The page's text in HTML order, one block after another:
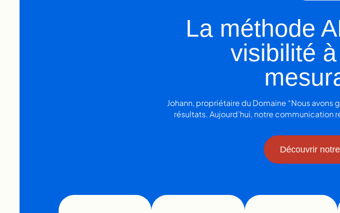
La méthode
visibilité à
Johann, propriétaire du Domaine “Nous
résultats. Aujourd’hui, notre communication
Découvrir